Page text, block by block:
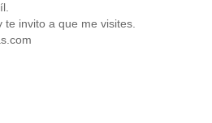
invito a que me visites.